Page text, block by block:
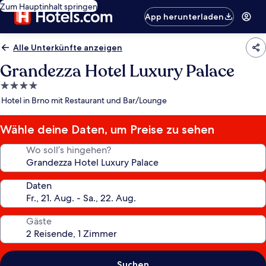
Zum Hauptinhalt springen
App herunterladen
Alle Unterkünfte anzeigen
Grandezza Hotel Luxury Palace
4.0-
Sterne-
Hotel in Brno mit Restaurant und Bar/Lounge
Wähle deine Daten, um Preise zu sehen
Wo soll’s hingehen?
Daten
Gäste